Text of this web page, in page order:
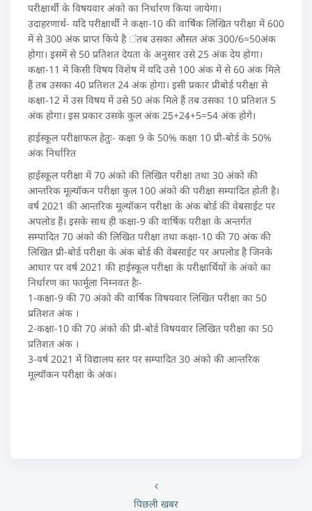
परीक्षार्थी के विषयवार अंको का निर्धारण किया जायेगा।
उदाहरणार्थ- यदि परीक्षार्थी ने कक्षा-10 की वार्षिक लिखित परीक्षा में 600
में से 300 अंक प्राप्त किये है ंतब उसका औसत अंक 300/6=50अंक
होगा। इसमें से 50 प्रतिशत देयता के अनुसार उसे 25 अंक देय होगा।
कक्षा-11 में किसी विषय विशेष में यदि उसे 100 अंक में से 60 अंक मिले
हैं तब उसका 40 प्रतिशत 24 अंक होगा। इसी प्रकार प्रीबोर्ड परीक्षा से
कक्षा-12 में उस विषय में उसे 50 अंक मिले हैं तब उसका 10 प्रतिशत 5
अंक होगा। इस प्रकार उसके कुल अंक 25़+24़+5=54 अंक होगे।
हाईस्कूल परीक्षाफल हेतुः- कक्षा 9 के 50% कक्षा 10 प्री-बोर्ड के 50%
अंक निर्धारित
हाईस्कूल परीक्षा में 70 अंको की लिखित परीक्षा तथा 30 अंको की
आन्तरिक मूल्यॉकन परीक्षा कुल 100 अंको की परीक्षा सम्पादित होती है।
वर्ष 2021 की आन्तरिक मूल्यॉकन परीक्षा के अंक बोर्ड की वेबसाईट पर
अपलोड हैं। इसके साथ ही कक्षा-9 की वार्षिक परीक्षा के अन्तर्गत
सम्पादित 70 अंको की लिखित परीक्षा तथा कक्षा-10 की 70 अंक की
लिखित प्री-बोर्ड परीक्षा के अंक बोर्ड की वेबसाईट पर अपलोड है जिनके
आधार पर वर्ष 2021 की हाईस्कूल परीक्षा के परीक्षार्थियों के अंको का
निर्धारण का फार्मूला निम्नवत हैः-
1-कक्षा-9 की 70 अंको की वार्षिक विषयवार लिखित परीक्षा का 50
प्रतिशत अंक ।
2-कक्षा-10 की 70 अंको की प्री-बोर्ड विषयवार लिखित परीक्षा का 50
प्रतिशत अंक ।
3-वर्ष 2021 में विद्यालय स्तर पर सम्पादित 30 अंको की आन्तरिक
मूल्यॉकन परीक्षा के अंक।
पिछली खबर